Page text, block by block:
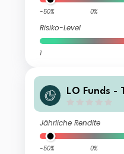
-50% 0%
Risiko-Level
1
LO Funds -
Jährliche Rendite
-50% 0%